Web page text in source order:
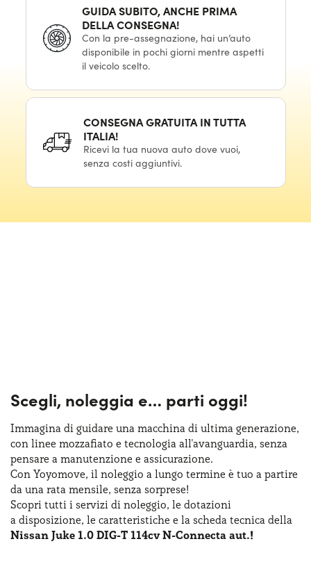
GUIDA SUBITO, ANCHE PRIMA
DELLA CONSEGNA!
Con la pre-assegnazione, hai un’auto
disponibile in pochi giorni mentre aspetti
il veicolo scelto.
CONSEGNA GRATUITA IN TUTTA
ITALIA!
Ricevi la tua nuova auto dove vuoi,
senza costi aggiuntivi.
Scegli, noleggia e… parti oggi!
Immagina di guidare una macchina di ultima generazione,
con linee mozzafiato e tecnologia all'avanguardia, senza
pensare a manutenzione e assicurazione.
Con Yoyomove, il noleggio a lungo termine è tuo a partire
da una rata mensile, senza sorprese!
Scopri tutti i servizi di noleggio, le dotazioni
a disposizione, le caratteristiche e la scheda tecnica della
Nissan Juke 1.0 DIG-T 114cv N-Connecta aut.!